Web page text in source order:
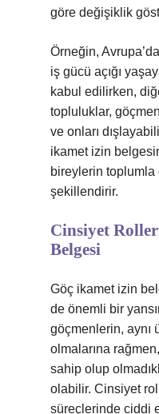
göre değişiklik
Örneğin,
iş gücü açığı
kabul edilirken,
topluluklar,
ve onları
ikamet izin
bireylerin
şekillendirir.
Cinsiyet
Belgesi
Göç ikamet izin
de önemli bir
göçmenlerin, aynı
olmalarına
sahip olup
olabilir. Cinsiyet
süreçlerinde ciddi